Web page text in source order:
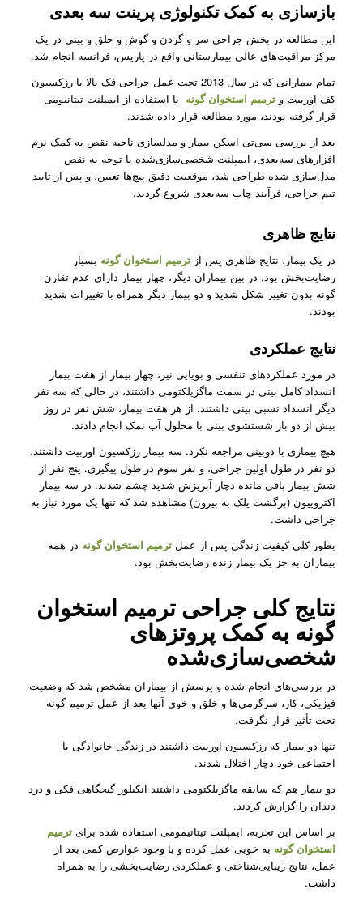
بازسازی به کمک تکنولوژی پرینت سه بعدی
این مطالعه در بخش جراحی سر و گردن و گوش و حلق و بینی در یک
مرکز مراقبت‌های عالی بیمارستانی واقع در پاریس، فرانسه انجام شد.
تمام بیمارانی که در سال 2013 تحت عمل جراحی فک بالا با رزکسیون
کف اوربیت و ترمیم استخوان گونه با استفاده از ایمپلنت تیتانیومی
قرار گرفته بودند، مورد مطالعه قرار داده شدند.
بعد از بررسی سی‌تی اسکن بیمار و مدلسازی ناحیه نقص به کمک نرم
افزارهای سه‌بعدی، ایمپلنت شخصی‌سازی‌شده با توجه به نقص
مدل‌سازی شده طراحی شد، موقعیت‌ دقیق پیچ‌ها تعیین، و پس از تایید
تیم جراحی، فرآیند چاپ سه‌بعدی شروع گردید.
نتایج ظاهری
در یک بیمار، نتایج ظاهری پس از ترمیم استخوان گونه بسیار
رضایت‌بخش بود. در بین بیماران دیگر، چهار بیمار دارای عدم تقارن
گونه بدون تغییر شکل شدید و دو بیمار دیگر همراه با تغییرات شدید
بودند.
نتایج عملکردی
در مورد عملکردهای تنفسی و بویایی نیز، چهار بیمار از هفت بیمار
انسداد کامل بینی در سمت ماگزیلکتومی داشتند، در حالی که سه نفر
دیگر انسداد نسبی بینی داشتند. از هر هفت بیمار، شش نفر در روز
بیش از دو بار شستشوی بینی با محلول آب نمک انجام دادند.
هیچ بیماری با دوبینی مراجعه نکرد. سه بیمار رزکسیون اوربیت داشتند،
دو نفر در طول اولین جراحی، و نفر سوم در طول پیگیری. پنج نفر از
شش بیمار باقی مانده دچار آبریزش شدید چشم شدند. در سه بیمار
اکتروپیون (برگشت پلک به بیرون) مشاهده شد که تنها یک مورد نیاز به
جراحی داشت.
بطور کلی کیفیت زندگی پس از عمل ترمیم استخوان گونه در همه
بیماران به جز یک بیمار زنده رضایت‌بخش بود.
نتایج کلی جراحی ترمیم استخوان
گونه به کمک پروتزهای
شخصی‌سازی‌شده
در بررسی‌های انجام شده و پرسش از بیماران مشخص شد که وضعیت
فیزیکی، کار، سرگرمی‌ها و خلق و خوی آنها بعد از عمل ترمیم گونه
تحت تأثیر قرار نگرفت.
تنها دو بیمار که رزکسیون اوربیت داشتند در زندگی خانوادگی یا
اجتماعی خود دچار اختلال شدند.
دو بیمار هم که سابقه ماگزیلکتومی داشتند انکیلوز گیجگاهی فکی و درد
دندان را گزارش کردند.
بر اساس این تجربه، ایمپلنت تیتانیمومی استفاده شده برای ترمیم
استخوان گونه به خوبی عمل کرده و با وجود عوارض کمی بعد از
عمل، نتایج زیبایی‌شناختی و عملکردی رضایت‌بخشی را به همراه
داشت.